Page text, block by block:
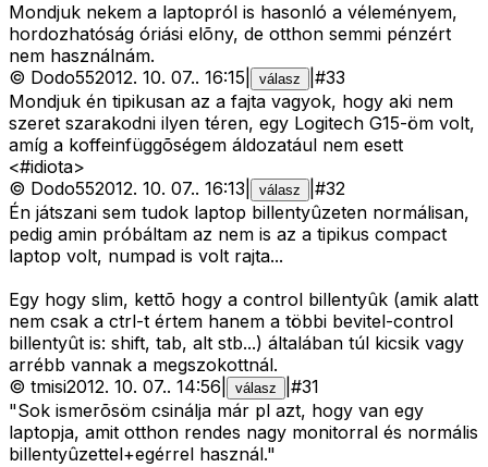
Mondjuk nekem a laptopról is hasonló a véleményem,
hordozhatóság óriási elõny, de otthon semmi pénzért
nem használnám.
© Dodo552012. 10. 07.. 16:15 válasz #33
Mondjuk én tipikusan az a fajta vagyok, hogy aki nem
szeret szarakodni ilyen téren, egy Logitech G15-öm volt,
amíg a koffeinfüggõségem áldozatául nem esett
<#idiota>
© Dodo552012. 10. 07.. 16:13 válasz #32
Én játszani sem tudok laptop billentyûzeten normálisan,
pedig amin próbáltam az nem is az a tipikus compact
laptop volt, numpad is volt rajta...
Egy hogy slim, kettõ hogy a control billentyûk (amik alatt
nem csak a ctrl-t értem hanem a többi bevitel-control
billentyût is: shift, tab, alt stb...) általában túl kicsik vagy
arrébb vannak a megszokottnál.
© tmisi2012. 10. 07.. 14:56 válasz #31
"Sok ismerõsöm csinálja már pl azt, hogy van egy
laptopja, amit otthon rendes nagy monitorral és normális
billentyûzettel+egérrel használ."